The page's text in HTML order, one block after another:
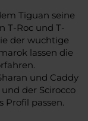
Tiguan seine
T-Roc und T-
der wuchtige
lassen die
und Caddy
der Scirocco
Profil passen.